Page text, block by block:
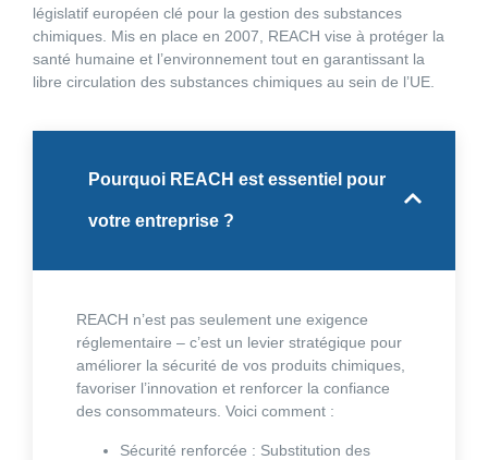
législatif européen clé pour la gestion des substances
chimiques. Mis en place en 2007, REACH vise à protéger la
santé humaine et l’environnement tout en garantissant la
libre circulation des substances chimiques au sein de l’UE.
Pourquoi REACH est essentiel pour
votre entreprise ?
REACH n’est pas seulement une exigence
réglementaire – c’est un levier stratégique pour
améliorer la sécurité de vos produits chimiques,
favoriser l’innovation et renforcer la confiance
des consommateurs. Voici comment :
Sécurité renforcée : Substitution des